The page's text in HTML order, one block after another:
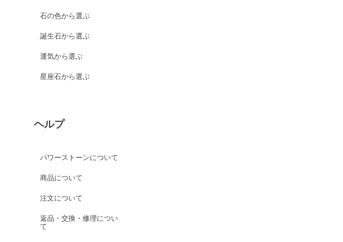
石の色から選ぶ
誕生石から選ぶ
運気から選ぶ
星座石から選ぶ
ヘルプ
パワーストーンについて
商品について
注文について
返品・交換・修理につい
て